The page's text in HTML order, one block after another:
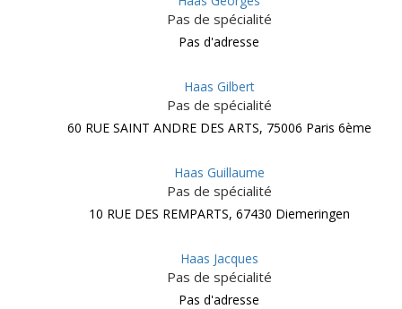
Pas de spécialité
Pas d'adresse
Haas Gilbert
Pas de spécialité
60 RUE SAINT ANDRE DES ARTS, 75006 Paris 6ème
Haas Guillaume
Pas de spécialité
10 RUE DES REMPARTS, 67430 Diemeringen
Haas Jacques
Pas de spécialité
Pas d'adresse